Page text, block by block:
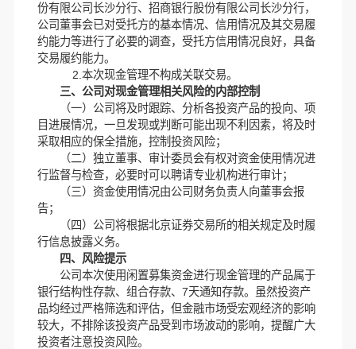
份有限公司长沙分行、招商银行股份有限公司长沙分行，
公司董事会已对受托方的基本情况、信用情况及其交易履
约能力等进行了必要的调查，受托方信用情况良好，具备
交易履约能力。
2.本次现金管理不构成关联交易。
三、公司对现金管理相关风险的内部控制
（一）公司将及时跟踪、分析各投资产品的投向、项
目进展情况，一旦发现或判断可能出现不利因素，将及时
采取相应的保全措施，控制投资风险；
（二）独立董事、审计委员会有权对资金使用情况进
行监督与检查，必要时可以聘请专业机构进行审计；
（三）资金使用情况由公司财务负责人向董事会报
告；
（四）公司将根据北京证券交易所的相关规定及时履
行信息披露义务。
四、风险提示
公司本次使用闲置募集资金进行现金管理的产品属于
银行结构性存款、组合存款、7天通知存款。虽然投资产
品均经过严格筛选和评估，但金融市场受宏观经济的影响
较大，不排除该投资产品受到市场波动的影响，提醒广大
投资者注意投资风险。